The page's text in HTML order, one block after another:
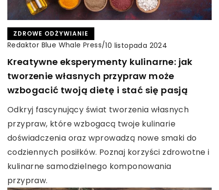
ZDROWE ODŻYWIANIE
Redaktor Blue Whale Press/10 listopada 2024
Kreatywne eksperymenty kulinarne: jak
tworzenie własnych przypraw może
wzbogacić twoją dietę i stać się pasją
Odkryj fascynujący świat tworzenia własnych
przypraw, które wzbogacą twoje kulinarie
doświadczenia oraz wprowadzą nowe smaki do
codziennych posiłków. Poznaj korzyści zdrowotne i
kulinarne samodzielnego komponowania
przypraw.